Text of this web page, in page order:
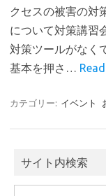
クセスの被害の対
について対策講習
対策ツールがなく
基本を押さ…
カテゴリー: イベント
サイト内検索